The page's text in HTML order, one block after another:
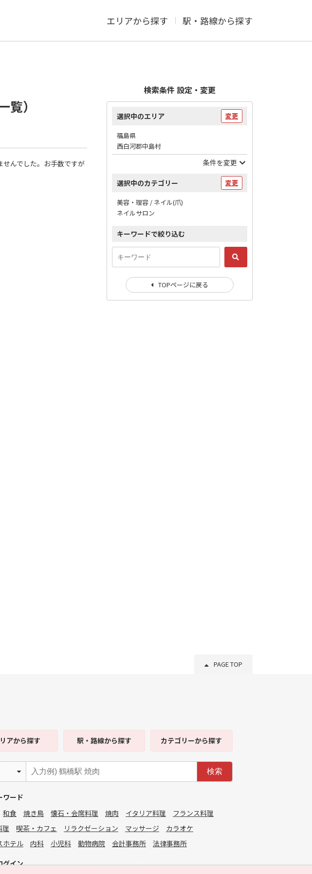
エリアから探す 駅・路線から探す
）
んでした。お手数ですが
検索条件 設定・変更
選択中のエリア 変更
福島県
西白河郡中島村
条件を変更
選択中のカテゴリー 変更
美容・理容 / ネイル(爪)
ネイルサロン
キーワードで絞り込む
TOPページに戻る
PAGE TOP
アから探す 駅・路線から探す カテゴリーから探す
検索
ワード
和食 焼き鳥 懐石・会席料理 焼肉 イタリア料理
フランス料理
理
喫茶・カフェ リラクゼーション マッサージ
カラオケ
ホテル
内科 小児科 動物病院 会計事務所 法律事務所
グイン